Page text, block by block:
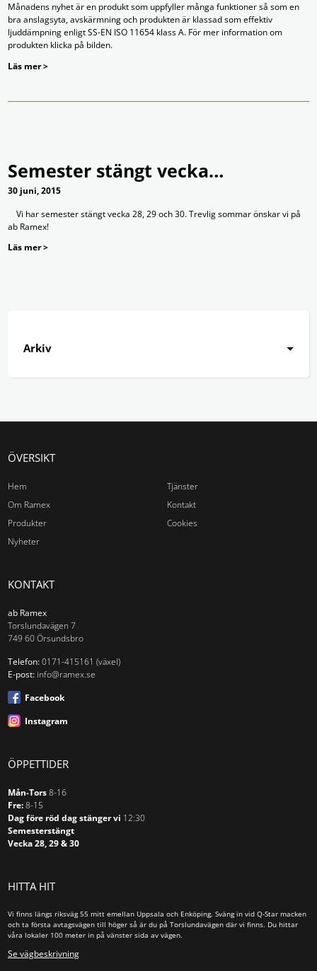
Månadens nyhet är en produkt som uppfyller många funktioner så som en
bra anslagsyta, avskärmning och produkten är klassad som effektiv
ljuddämpning enligt SS-EN ISO 11654 klass A. För mer information om
produkten klicka på bilden.
Läs mer >
Semester stängt vecka…
30 juni, 2015
Vi har semester stängt vecka 28, 29 och 30. Trevlig sommar önskar vi på
ab Ramex!
Läs mer >
Arkiv
ÖVERSIKT
Hem
Om Ramex
Produkter
Nyheter
Tjänster
Kontakt
Cookies
KONTAKT
ab Ramex
Torslundavägen 7
749 60 Örsundsbro
Telefon: 0171-415161 (växel)
E-post: info@ramex.se
Facebook
Instagram
ÖPPETTIDER
Mån-Tors 8-16
Fre: 8-15
Dag före röd dag stänger vi 12:30
Semesterstängt
Vecka 28, 29 & 30
HITTA HIT
Vi finns längs riksväg 55 mitt emellan Uppsala och Enköping. Sväng in vid Q-Star macken
och ta första avtagsvägen till höger så är du på Torslundavägen där vi finns. Du hittar
våra lokaler 100 meter in på vänster sida av vägen.
Se vägbeskrivning